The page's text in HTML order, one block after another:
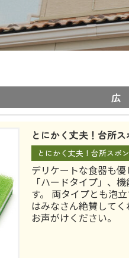
広
とにかく丈夫！台所ス
とにかく丈夫！台所スポ
デリケートな食器も
「ハードタイプ」、
す。 両タイプとも泡
はみなさん絶賛して
お声がけください。